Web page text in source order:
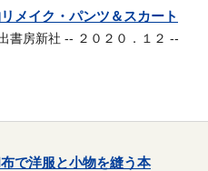
メイク・パンツ＆スカート
書房新社 -- ２０２０．１２ --
で洋服と小物を縫う本